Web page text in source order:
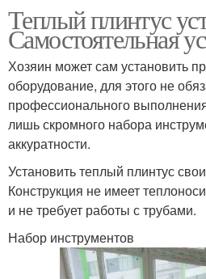
Теплый плинтус
Самостоятельная
Хозяин может сам установить
оборудование, для этого не
профессионального
лишь скромного набора
аккуратности.
Установить теплый плинтус
Конструкция не имеет
и не требует работы с трубами.
Набор инструментов